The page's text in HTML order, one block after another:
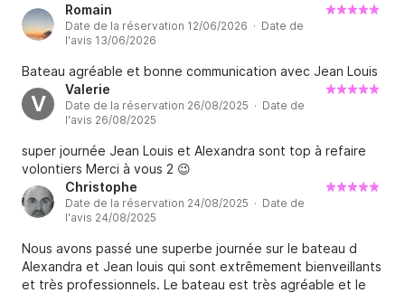
N’hésitez pas à me contacter pour toute question.
À très bientôt à bord de Neptune.
Romain
Date de la réservation 12/06/2026 · Date de
l'avis 13/06/2026
Bateau agréable et bonne communication avec Jean Louis
V
Valerie
Date de la réservation 26/08/2025 · Date de
l'avis 26/08/2025
super journée Jean Louis et Alexandra sont top à refaire
volontiers Merci à vous 2 😉
Christophe
Date de la réservation 24/08/2025 · Date de
l'avis 24/08/2025
Nous avons passé une superbe journée sur le bateau d
Alexandra et Jean louis qui sont extrêmement bienveillants
et très professionnels. Le bateau est très agréable et le